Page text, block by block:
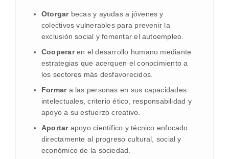
Otorgarbecas y ayudas a jóvenes y
colectivos vulnerables para prevenir la
exclusión social y fomentar el autoempleo.
Cooperaren el desarrollo humano mediante
estrategias que acerquen el conocimiento a
los sectores más desfavorecidos.
Formara las personas en sus capacidades
intelectuales, criterio ético, responsabilidad y
apoyo a su esfuerzo creativo.
Aportarapoyo científico y técnico enfocado
directamente al progreso cultural, social y
económico de la sociedad.